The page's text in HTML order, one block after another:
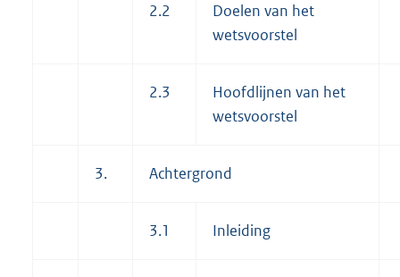
2.2
Doelen van het
wetsvoorstel
2.3
Hoofdlijnen van het
wetsvoorstel
3. Achtergrond
3.1 Inleiding